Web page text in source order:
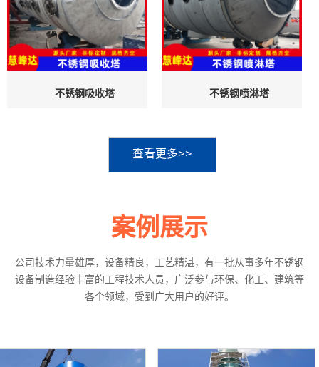
不锈钢吸收塔 不锈钢喷淋塔
查看更多>>
案例展示
公司技术力量雄厚，设备精良，工艺精湛，有一批从事多年不锈钢
设备制造经验丰富的工程技术人员，广泛参与环保、化工、建筑等
各个领域，受到广大用户的好评。